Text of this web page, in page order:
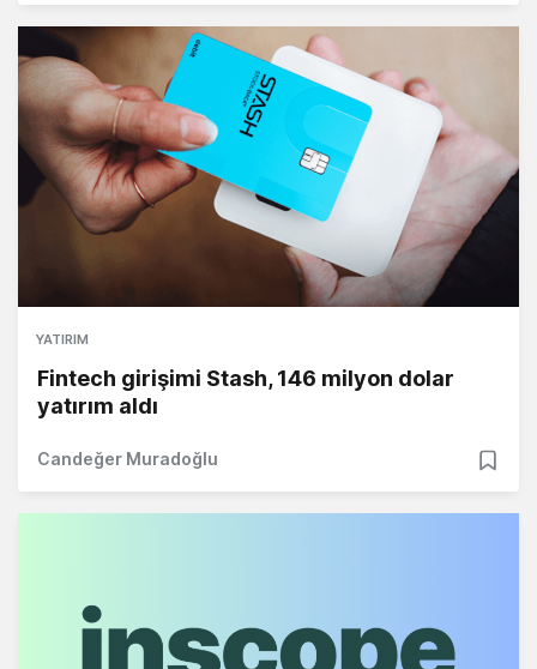
YATIRIM
Fintech girişimi Stash, 146 milyon dolar
yatırım aldı
Candeğer Muradoğlu